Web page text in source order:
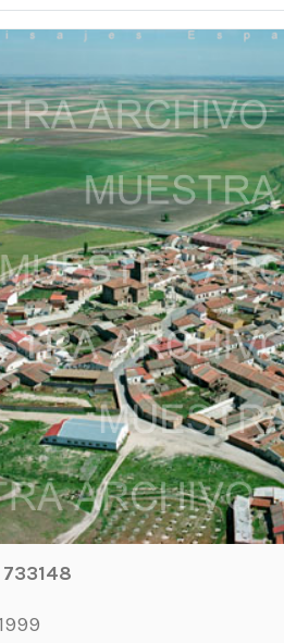
733148